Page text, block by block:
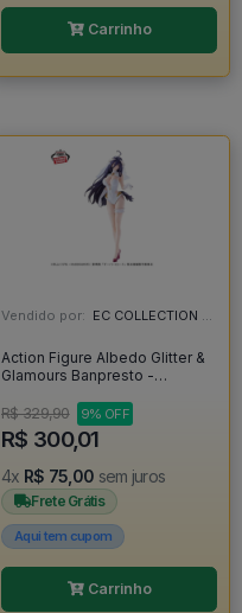
Carrinho
Vendido por: EC COLLECTION - SP
Action Figure Albedo Glitter &
Glamours Banpresto -
R$ 329,90
9% OFF
R$ 300,01
4x R$ 75,00 sem juros
Frete Grátis
Aqui tem cupom
Carrinho